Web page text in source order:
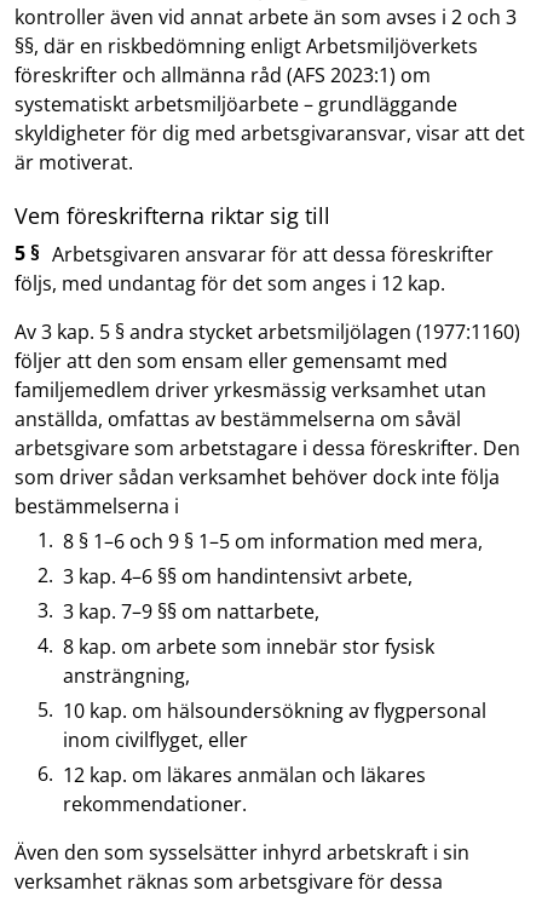
kontroller även vid annat arbete än som avses i 2 och 3
§§, där en riskbedömning enligt Arbetsmiljöverkets
föreskrifter och allmänna råd (AFS 2023:1) om
systematiskt arbetsmiljöarbete – grundläggande
skyldigheter för dig med arbetsgivaransvar, visar att det
är motiverat.
Vem föreskrifterna riktar sig till
5 § Arbetsgivaren ansvarar för att dessa föreskrifter
följs, med undantag för det som anges i 12 kap.
Av 3 kap. 5 § andra stycket arbetsmiljölagen (1977:1160)
följer att den som ensam eller gemensamt med
familjemedlem driver yrkesmässig verksamhet utan
anställda, omfattas av bestämmelserna om såväl
arbetsgivare som arbetstagare i dessa föreskrifter. Den
som driver sådan verksamhet behöver dock inte följa
bestämmelserna i
8 § 1–6 och 9 § 1–5 om information med mera,
3 kap. 4–6 §§ om handintensivt arbete,
3 kap. 7–9 §§ om nattarbete,
8 kap. om arbete som innebär stor fysisk
ansträngning,
10 kap. om hälsoundersökning av flygpersonal
inom civilflyget, eller
12 kap. om läkares anmälan och läkares
rekommendationer.
Även den som sysselsätter inhyrd arbetskraft i sin
verksamhet räknas som arbetsgivare för dessa